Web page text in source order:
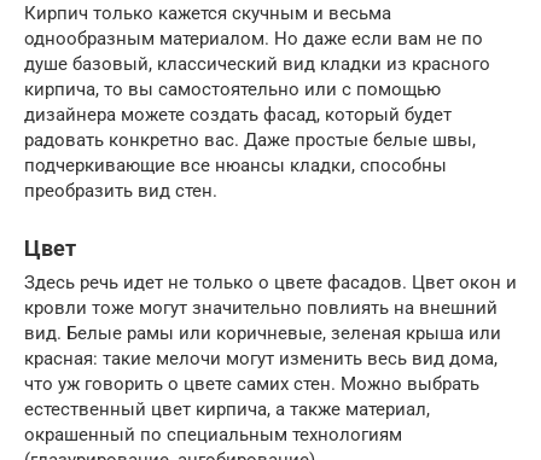
Кирпич только кажется скучным и весьма
однообразным материалом. Но даже если вам не по
душе базовый, классический вид кладки из красного
кирпича, то вы самостоятельно или с помощью
дизайнера можете создать фасад, который будет
радовать конкретно вас. Даже простые белые швы,
подчеркивающие все нюансы кладки, способны
преобразить вид стен.
Цвет
Здесь речь идет не только о цвете фасадов. Цвет окон и
кровли тоже могут значительно повлиять на внешний
вид. Белые рамы или коричневые, зеленая крыша или
красная: такие мелочи могут изменить весь вид дома,
что уж говорить о цвете самих стен. Можно выбрать
естественный цвет кирпича, а также материал,
окрашенный по специальным технологиям